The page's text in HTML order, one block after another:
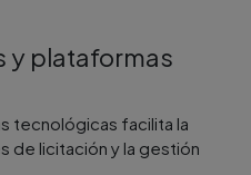
y plataformas
tecnológicas facilita la
de licitación y la gestión